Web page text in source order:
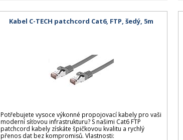
Kabel C-TECH patchcord Cat6, FTP, šedý, 5m
Potřebujete vysoce výkonné propojovací kabely pro vaši
moderní síťovou infrastrukturu? S našimi Cat6 FTP
patchcord kabely získáte špičkovou kvalitu a rychlý
přenos dat bez kompromisů. Vlastnosti: